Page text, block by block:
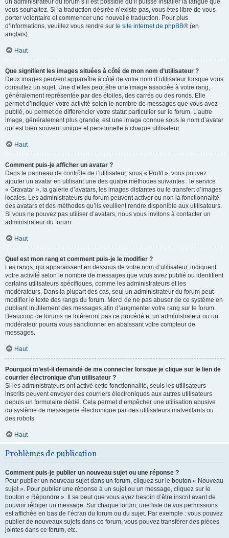
un administrateur du forum s’il est possible qu’il puisse installer la langue que
vous souhaitez. Si la traduction désirée n’existe pas, vous êtes libre de vous
porter volontaire et commencer une nouvelle traduction. Pour plus
d’informations, veuillez vous rendre sur le site internet de phpBB® (en
anglais).
Haut
Que signifient les images situées à côté de mon nom d’utilisateur ?
Deux images peuvent apparaître à côté de votre nom d’utilisateur lorsque vous
consultez un sujet. Une d’elles peut être une image associée à votre rang,
généralement représentée par des étoiles, des carrés ou des ronds. Elle
permet d’indiquer votre activité selon le nombre de messages que vous avez
publié, ou permet de différencier votre statut particulier sur le forum. L’autre
image, généralement plus grande, est une image connue sous le nom d’avatar
qui est bien souvent unique et personnelle à chaque utilisateur.
Haut
Comment puis-je afficher un avatar ?
Dans le panneau de contrôle de l’utilisateur, sous « Profil », vous pouvez
ajouter un avatar en utilisant une des quatre méthodes suivantes : le service
« Gravatar », la galerie d’avatars, les images distantes ou le transfert d’images
locales. Les administrateurs du forum peuvent activer ou non la fonctionnalité
des avatars et des méthodes qu’ils veuillent rendre disponible aux utilisateurs.
Si vous ne pouvez pas utiliser d’avatars, nous vous invitons à contacter un
administrateur du forum.
Haut
Quel est mon rang et comment puis-je le modifier ?
Les rangs, qui apparaissent en dessous de votre nom d’utilisateur, indiquent
votre activité selon le nombre de messages que vous avez publié ou identifient
certains utilisateurs spécifiques, comme les administrateurs et les
modérateurs. Dans la plupart des cas, seul un administrateur du forum peut
modifier le texte des rangs du forum. Merci de ne pas abuser de ce système en
publiant inutilement des messages afin d’augmenter votre rang sur le forum.
Beaucoup de forums ne toléreront pas ce procédé et un administrateur ou un
modérateur pourra vous sanctionner en abaissant votre compteur de
messages.
Haut
Pourquoi m’est-il demandé de me connecter lorsque je clique sur le lien de
courrier électronique d’un utilisateur ?
Si les administrateurs ont activé cette fonctionnalité, seuls les utilisateurs
inscrits peuvent envoyer des courriers électroniques aux autres utilisateurs
depuis un formulaire dédié. Cela permet d’empêcher une utilisation abusive
du système de messagerie électronique par des utilisateurs malveillants ou
des robots.
Haut
Problèmes de publication
Comment puis-je publier un nouveau sujet ou une réponse ?
Pour publier un nouveau sujet dans un forum, cliquez sur le bouton « Nouveau
sujet ». Pour publier une réponse à un sujet ou un message, cliquez sur le
bouton « Répondre ». Il se peut que vous ayez besoin d’être inscrit avant de
pouvoir rédiger un message. Sur chaque forum, une liste de vos permissions
est affichée en bas de l’écran du forum ou du sujet. Par exemple : vous pouvez
publier de nouveaux sujets dans ce forum, vous pouvez transférer des pièces
jointes dans ce forum, etc.